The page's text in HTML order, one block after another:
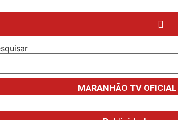
MARANHÃO TV OFICIAL